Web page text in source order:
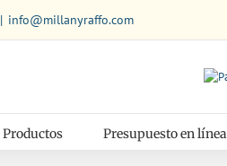
| info@millanyraffo.com
Productos Presupuesto en línea